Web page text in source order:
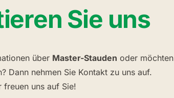
Sie uns
über Master-Stauden oder möchten
Dann nehmen Sie Kontakt zu uns auf.
freuen uns auf Sie!